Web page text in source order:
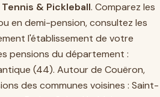
& Pickleball. Comparez les
en demi-pension, consultez les
l'établissement de votre
pensions du département :
(44). Autour de Couëron,
des communes voisines : Saint-